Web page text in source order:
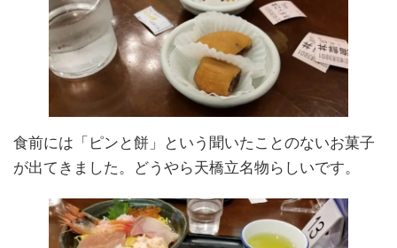
食前には「ピンと餅」という聞いたことのないお菓子
が出てきました。どうやら天橋立名物らしいです。